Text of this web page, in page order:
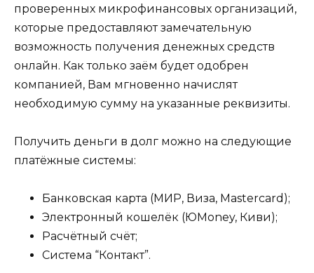
проверенных микрофинансовых организаций,
которые предоставляют замечательную
возможность получения денежных средств
онлайн. Как только заём будет одобрен
компанией, Вам мгновенно начислят
необходимую сумму на указанные реквизиты.
Получить деньги в долг можно на следующие
платёжные системы:
Банковская карта (МИР, Виза, Mastercard);
Электронный кошелёк (ЮMoney, Киви);
Расчётный счёт;
Система “Контакт”.